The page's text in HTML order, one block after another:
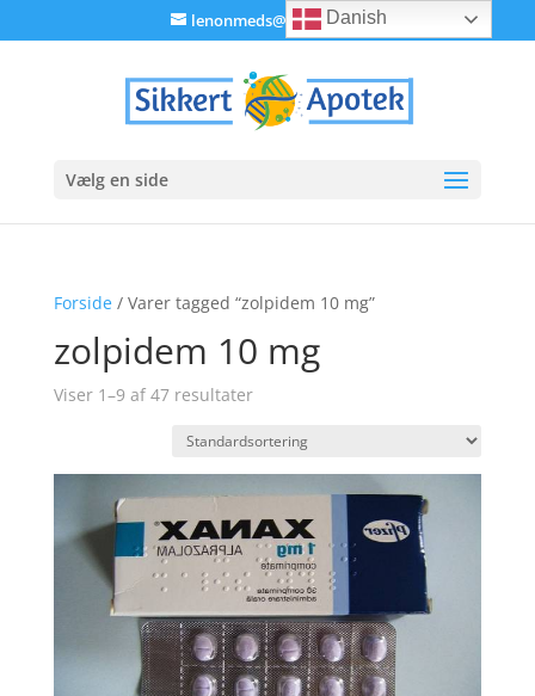
lenonmeds@gmail.com
Vælg en side
Forside/ Varer tagged “zolpidem 10 mg”
zolpidem 10 mg
Viser 1–9 af 47 resultater
Danish